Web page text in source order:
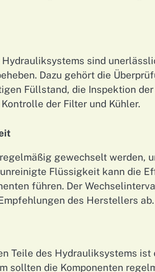
sind
Dazu gehört die
Füllstand, die Inspektion
der Filter und Kühler.
gewechselt werden,
Flüssigkeit kann die
führen. Der
des Herstellers ab.
Teile des Hydrauliksystems ist
sollten die Komponenten